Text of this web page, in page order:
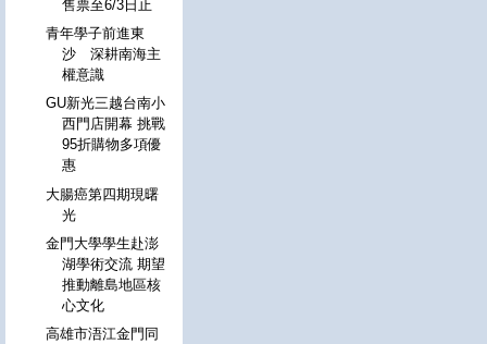
售票至6/3日止
青年學子前進東
沙 深耕南海主
權意識
GU新光三越台南小
西門店開幕 挑戰
95折購物多項優
惠
大腸癌第四期現曙
光
金門大學學生赴澎
湖學術交流 期望
推動離島地區核
心文化
高雄市浯江金門同